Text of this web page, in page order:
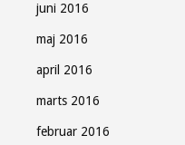
juni 2016
maj 2016
april 2016
marts 2016
februar 2016